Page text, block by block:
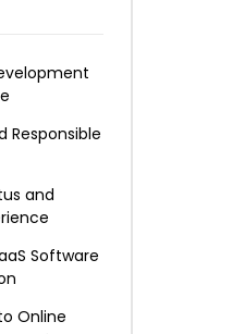
Responsible
and
Software
Online